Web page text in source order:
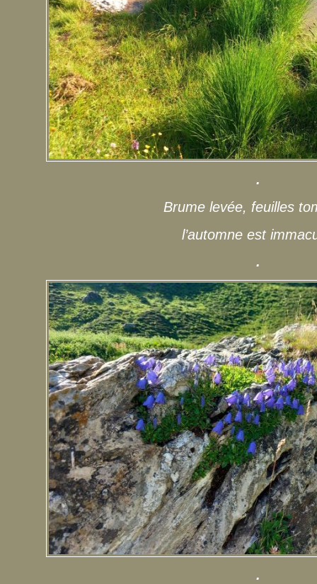
.
Brume levée, feuilles
l’automne est
.
.